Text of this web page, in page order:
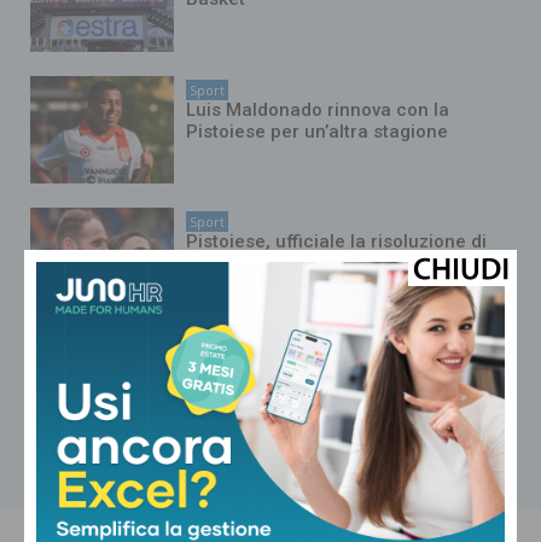
Sport
Luis Maldonado rinnova con la
Pistoiese per un’altra stagione
Sport
Pistoiese, ufficiale la risoluzione di
Raicevic
Sport
La Pistoiese tutela i vecchi abbonati
con una promo speciale
Carica altri